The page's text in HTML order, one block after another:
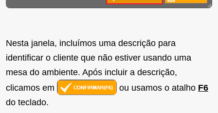
Nesta janela, incluímos uma descrição para
identificar o cliente que não estiver usando uma
mesa do ambiente. Após incluir a descrição,
clicamos em
ou usamos o atalho F6
do teclado.